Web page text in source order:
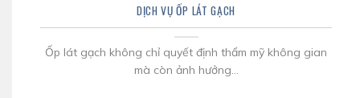
DỊCH VỤ ỐP LÁT GẠCH
Ốp lát gạch không chỉ quyết định thẩm mỹ không gian
mà còn ảnh hưởng...